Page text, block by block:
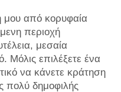
μου από κορυφαία
περιοχή
μεσαία
Μόλις επιλέξετε ένα
να κάνετε κράτηση
πολύ δημοφιλής